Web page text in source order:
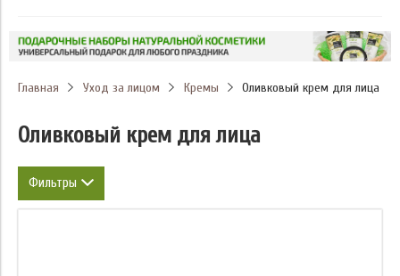
Главная Уход за лицом Кремы Оливковый крем для лица
Оливковый крем для лица
Фильтры